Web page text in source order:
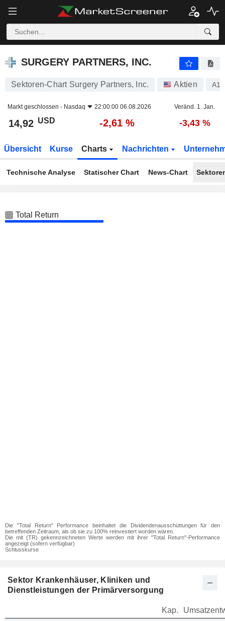
SURGERY PARTNERS, INC.
SURGERY PARTNERS, INC.
Sektoren-Chart Surgery Partners, Inc. Aktien
Markt geschlossen - Nasdaq 22:00:00 06.08.2026 Veränd. 1. Jan.
14,92 USD -2,61 % -3,43 %
Übersicht Kurse Charts Nachrichten
Technische Analyse Statischer Chart News-Chart
Total Return
Die "Total Return" Performance beinhaltet die Dividendenausschüttungen für den
betreffenden Zeitraum, als ob sie zu 100% reinvestiert worden wären.
Die mit (TR) gekennzeichneten Werte werden mit ihrer "Total Return"-Performance
angezeigt (sofern verfügbar)
Schlusskurse
Sektor Krankenhäuser, Kliniken und
Dienstleistungen der Primärversorgung
Kap.